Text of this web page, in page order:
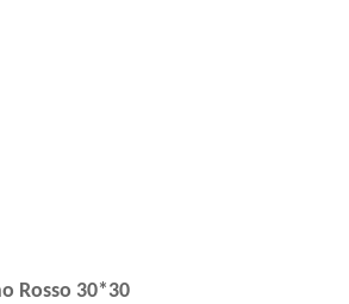
Rosso 30*30